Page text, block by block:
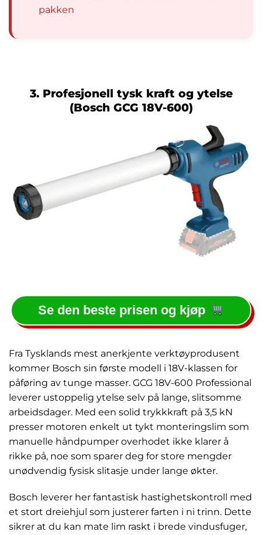
pakken
3. Profesjonell tysk kraft og ytelse
(Bosch GCG 18V-600)
Se den beste prisen og kjøp
Fra Tysklands mest anerkjente verktøyprodusent
kommer Bosch sin første modell i 18V-klassen for
påføring av tunge masser. GCG 18V-600 Professional
leverer ustoppelig ytelse selv på lange, slitsomme
arbeidsdager. Med een solid trykkkraft på 3,5 kN
presser motoren enkelt ut tykt monteringslim som
manuelle håndpumper overhodet ikke klarer å
rikke på, noe som sparer deg for store mengder
unødvendig fysisk slitasje under lange økter.
Bosch leverer her fantastisk hastighetskontroll med
et stort dreiehjul som justerer farten i ni trinn. Dette
sikrer at du kan mate lim raskt i brede vindusfuger,